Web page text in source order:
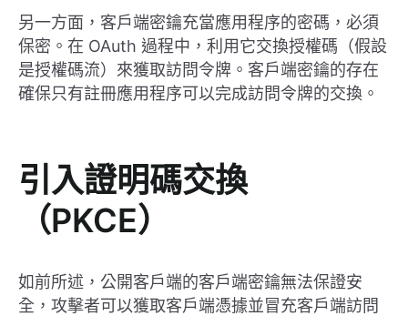
另一方面，客戶端密鑰充當應用程序的密碼，必須
保密。在 OAuth 過程中，利用它交換授權碼（假設
是授權碼流）來獲取訪問令牌。客戶端密鑰的存在
確保只有註冊應用程序可以完成訪問令牌的交換。
引入證明碼交換
（PKCE）
如前所述，公開客戶端的客戶端密鑰無法保證安
全，攻擊者可以獲取客戶端憑據並冒充客戶端訪問